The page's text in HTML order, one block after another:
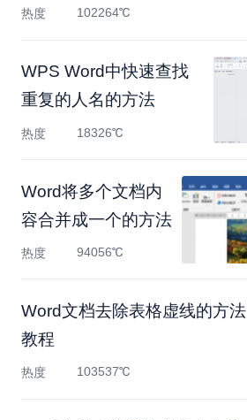
热度 102264℃
WPS Word中快速查找
重复的人名的方法
热度 18326℃
Word将多个文档内
容合并成一个的方法
热度 94056℃
Word文档去除表格虚线的方法
教程
热度 103537℃